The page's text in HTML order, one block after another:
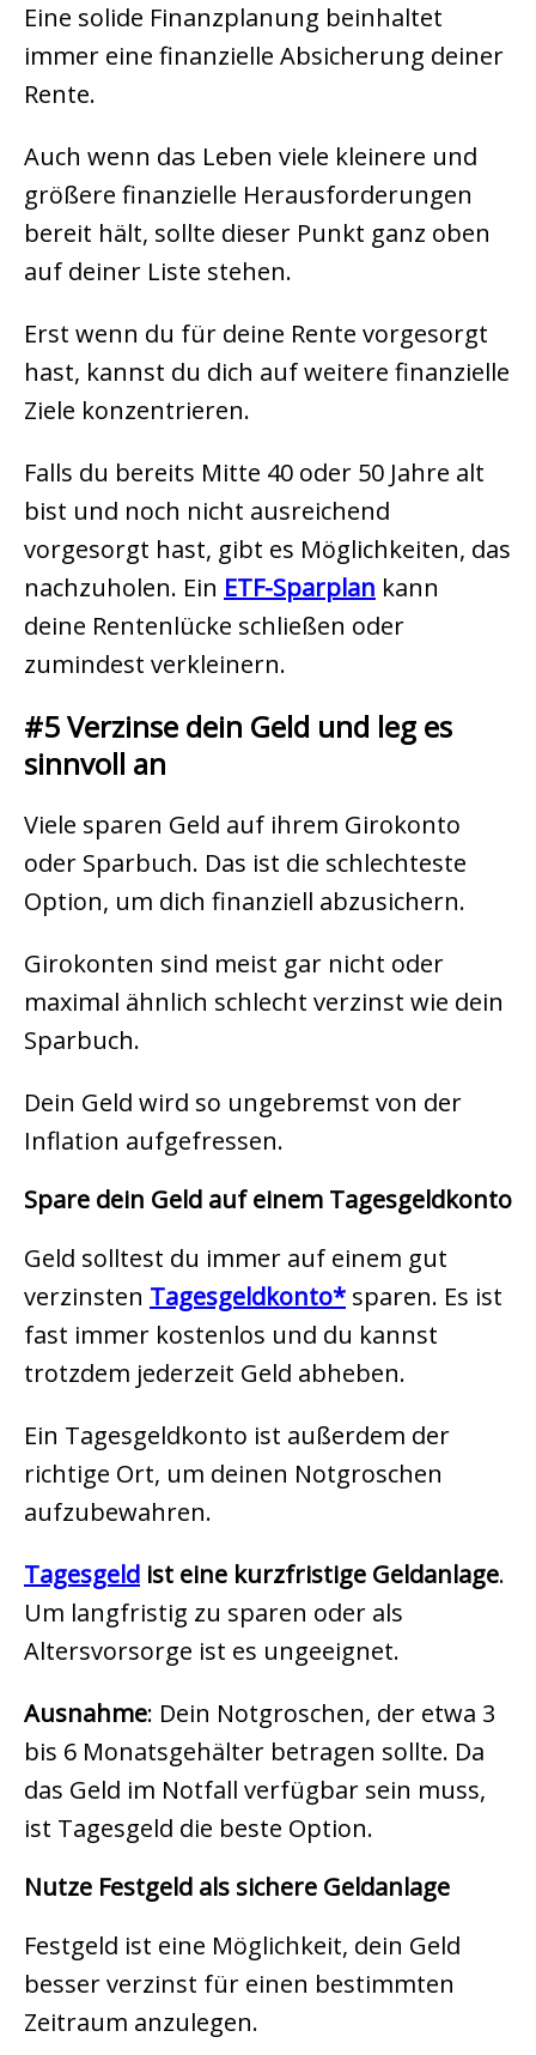
Eine solide Finanzplanung beinhaltet
immer eine finanzielle Absicherung deiner
Rente.
Auch wenn das Leben viele kleinere und
größere finanzielle Herausforderungen
bereit hält, sollte dieser Punkt ganz oben
auf deiner Liste stehen.
Erst wenn du für deine Rente vorgesorgt
hast, kannst du dich auf weitere finanzielle
Ziele konzentrieren.
Falls du bereits Mitte 40 oder 50 Jahre alt
bist und noch nicht ausreichend
vorgesorgt hast, gibt es Möglichkeiten, das
nachzuholen. Ein ETF-Sparplan kann
deine Rentenlücke schließen oder
zumindest verkleinern.
#5 Verzinse dein Geld und leg es
sinnvoll an
Viele sparen Geld auf ihrem Girokonto
oder Sparbuch. Das ist die schlechteste
Option, um dich finanziell abzusichern.
Girokonten sind meist gar nicht oder
maximal ähnlich schlecht verzinst wie dein
Sparbuch.
Dein Geld wird so ungebremst von der
Inflation aufgefressen.
Spare dein Geld auf einem Tagesgeldkonto
Geld solltest du immer auf einem gut
verzinsten Tagesgeldkonto
sparen. Es ist
fast immer kostenlos und du kannst
trotzdem jederzeit Geld abheben.
Ein Tagesgeldkonto ist außerdem der
richtige Ort, um deinen Notgroschen
aufzubewahren.
Tagesgeld ist eine kurzfristige Geldanlage.
Um langfristig zu sparen oder als
Altersvorsorge ist es ungeeignet.
Ausnahme: Dein Notgroschen, der etwa 3
bis 6 Monatsgehälter betragen sollte. Da
das Geld im Notfall verfügbar sein muss,
ist Tagesgeld die beste Option.
Nutze Festgeld als sichere Geldanlage
Festgeld ist eine Möglichkeit, dein Geld
besser verzinst für einen bestimmten
Zeitraum anzulegen.